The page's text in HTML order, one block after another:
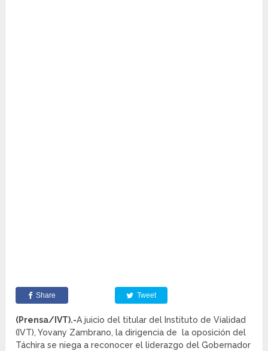
Share Tweet
(Prensa/IVT).-A juicio del titular del Instituto de Vialidad
(IVT), Yovany Zambrano, la dirigencia de la oposición del
Táchira se niega a reconocer el liderazgo del Gobernador